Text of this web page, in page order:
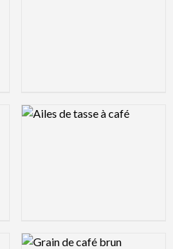
Logo Preview Image
Logo Preview Image